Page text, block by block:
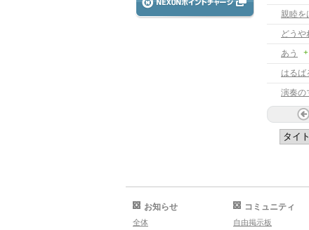
親睦を
どうや
あう
はるば
演奏の
お知らせ
全体
コミュニティ
自由掲示板